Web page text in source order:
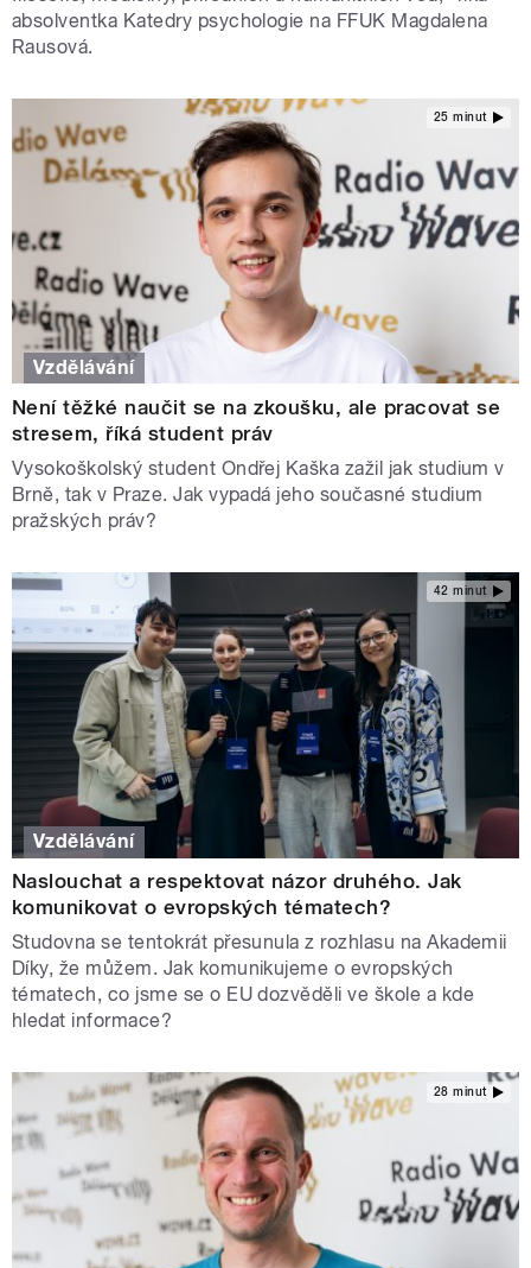
absolventka Katedry psychologie na FFUK Magdalena
Rausová.
25 minut
Vzdělávání
Není těžké naučit se na zkoušku, ale pracovat se
stresem, říká student práv
Vysokoškolský student Ondřej Kaška zažil jak studium v
Brně, tak v Praze. Jak vypadá jeho současné studium
pražských práv?
42 minut
Vzdělávání
Naslouchat a respektovat názor druhého. Jak
komunikovat o evropských tématech?
Studovna se tentokrát přesunula z rozhlasu na Akademii
Díky, že můžem. Jak komunikujeme o evropských
tématech, co jsme se o EU dozvěděli ve škole a kde
hledat informace?
28 minut